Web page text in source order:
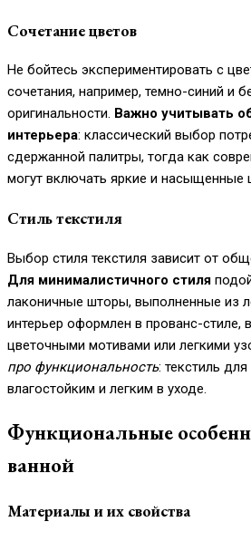
Сочетание цветов
Не бойтесь экспериментировать с
сочетания, например, темно-синий и
оригинальности. Важно учитывать
интерьера: классический выбор
сдержанной палитры, тогда как
могут включать яркие и насыщенные
Стиль текстиля
Выбор стиля текстиля зависит от
Для минималистичного стиля
лаконичные шторы, выполненные из
интерьер оформлен в прованс-стиле,
цветочными мотивами или легкими
про функциональность: текстиль
влагостойким и легким в уходе.
Функциональные
ванной
Материалы и их свойства